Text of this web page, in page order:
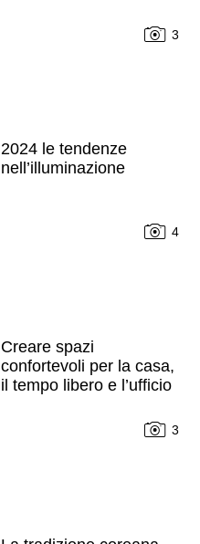
3
2024 le tendenze
nell’illuminazione
4
Creare spazi
confortevoli per la casa,
il tempo libero e l’ufficio
3